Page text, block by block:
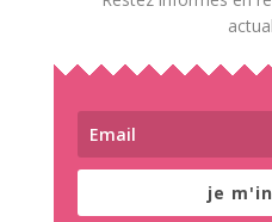
je